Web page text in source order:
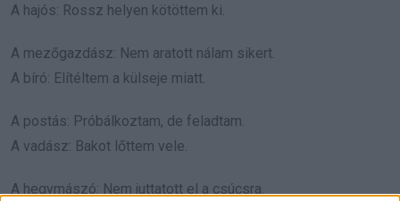
A hajós: Rossz helyen kötöttem ki.
A mezőgazdász: Nem aratott nálam sikert.
A bíró: Elítéltem a külseje miatt.
A postás: Próbálkoztam, de feladtam.
A vadász: Bakot lőttem vele.
A hegymászó: Nem juttatott el a csúcsra.